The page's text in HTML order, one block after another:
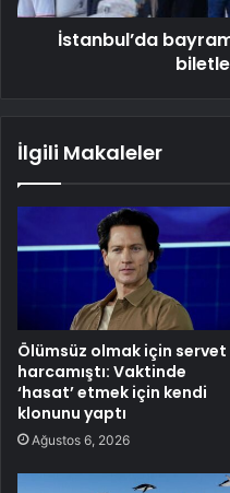
İstanbul’da
İlgili Makaleler
Ölümsüz olmak için servet
harcamıştı: Vaktinde
‘hasat’ etmek için kendi
klonunu yaptı
Ağustos 6, 2026